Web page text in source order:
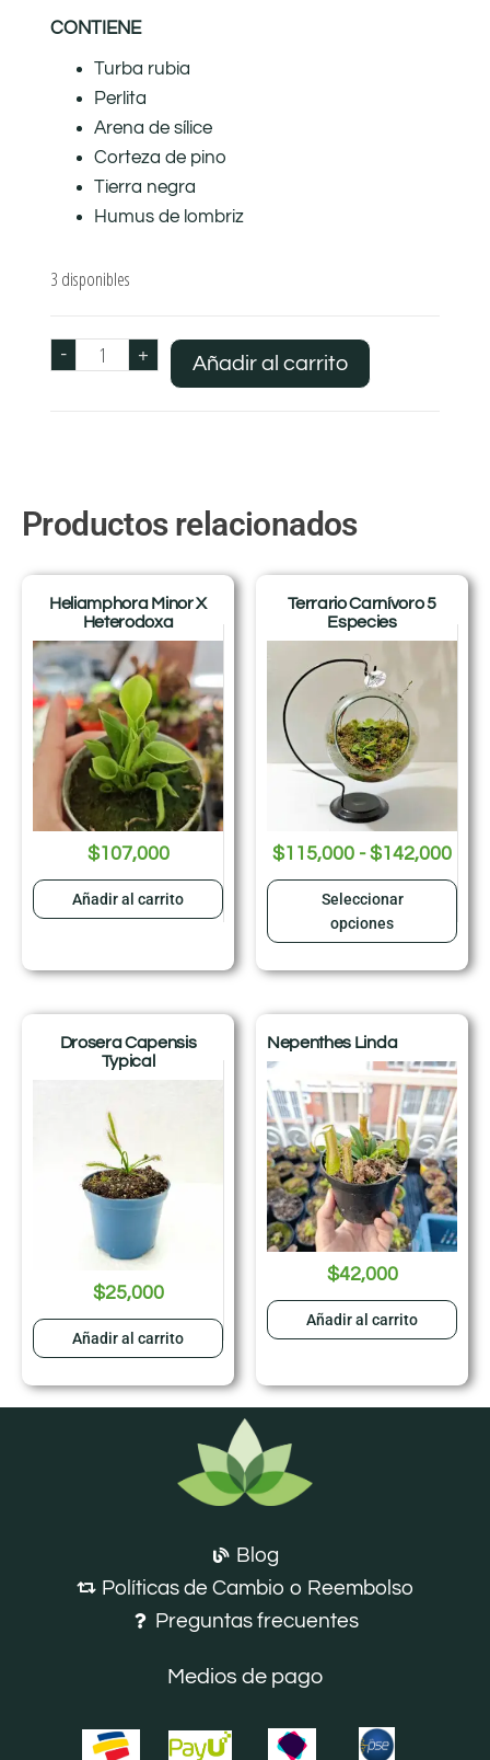
CONTIENE
Turba rubia
Perlita
Arena de sílice
Corteza de pino
Tierra negra
Humus de lombriz
3 disponibles
- + Añadir al carrito
Productos relacionados
Heliamphora Minor X
Heterodoxa
$107,000
Añadir al carrito
Terrario Carnívoro 5
Especies
$115,000 - $142,000
Seleccionar
opciones
Drosera Capensis
Typical
$25,000
Añadir al carrito
Nepenthes Linda
$42,000
Añadir al carrito
Blog
Políticas de Cambio o Reembolso
Preguntas frecuentes
Medios de pago